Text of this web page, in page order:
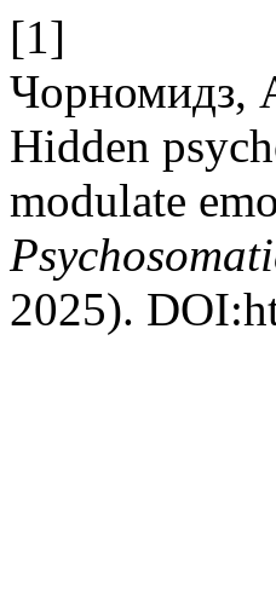
[1]
Чорномидз,
Hidden
modulate
2025).